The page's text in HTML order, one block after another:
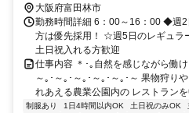
大阪府富田林市
勤務時間詳細 6：00～16：00 ◆週2
方は優先採用！ ☆週5日のレギュ
土日祝入れる方歓迎
仕事内容 ＊･｡自然を感じながら働
～｡･～｡･～｡･～｡･～｡･～ 果物狩り
れあえる農業公園内の レストランを
制服あり 1日4時間以内OK 土日祝のみOK